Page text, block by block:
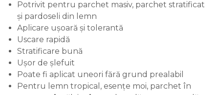
Potrivit pentru parchet masiv, parchet stratificat
și pardoseli din lemn
Aplicare ușoară și tolerantă
Uscare rapidă
Stratificare bună
Ușor de șlefuit
Poate fi aplicat uneori fără grund prealabil
Pentru lemn tropical, esențe moi, parchet în